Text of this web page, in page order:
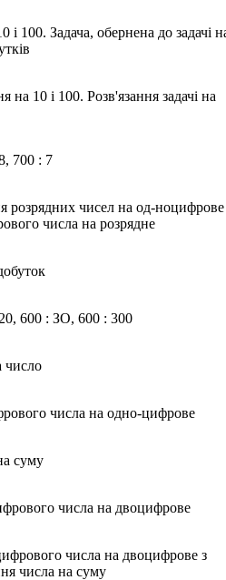
100. Задача, обернена до задачі
10 і 100. Розв'язання задачі на
700 : 7
розрядних чисел на од-ноцифрове
числа на розрядне
600 : ЗО, 600 : 300
число
числа на одно-цифрове
суму
числа на двоцифрове
числа на двоцифрове з
числа на суму